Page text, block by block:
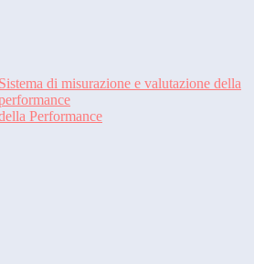
Sistema di misurazione e valutazione della
Performance